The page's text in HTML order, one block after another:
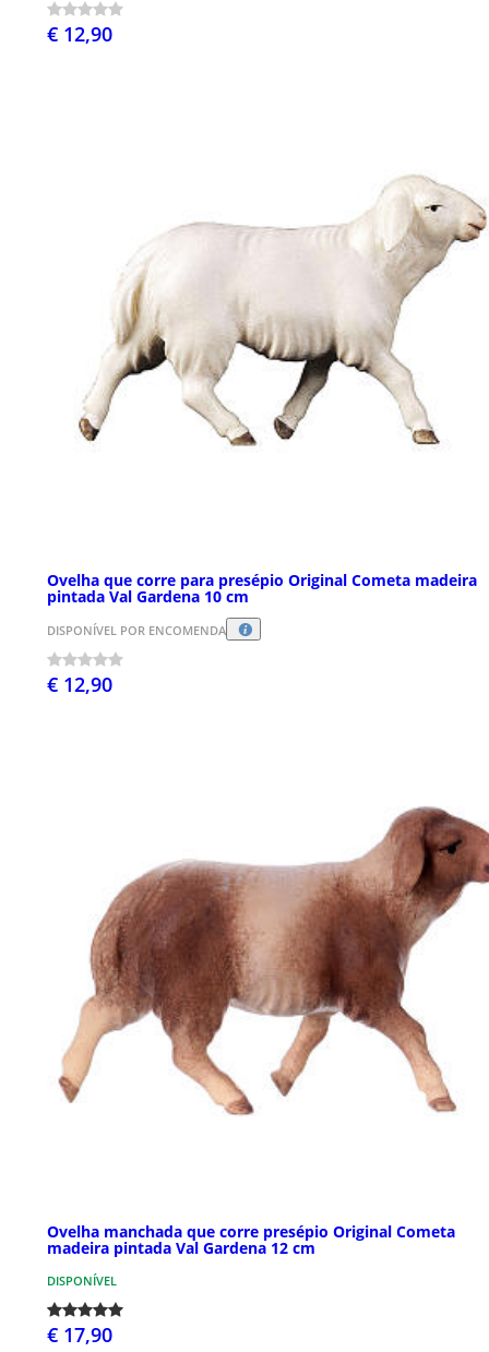
€ 12,90
Ovelha que corre para presépio Original Cometa madeira
pintada Val Gardena 10 cm
DISPONÍVEL POR ENCOMENDA
€ 12,90
Ovelha manchada que corre presépio Original Cometa
madeira pintada Val Gardena 12 cm
DISPONÍVEL
€ 17,90